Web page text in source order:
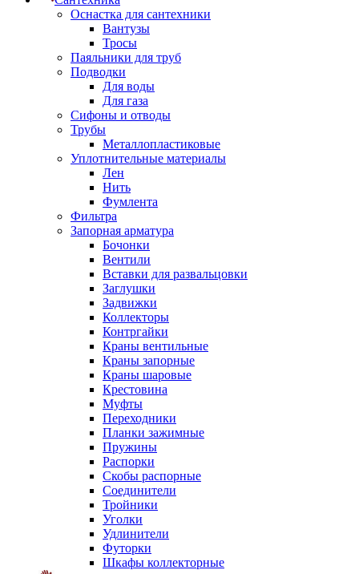
Оснастка для сантехники
Вантузы
Тросы
Паяльники для труб
Подводки
Для воды
Для газа
Сифоны и отводы
Трубы
Металлопластиковые
Уплотнительные материалы
Лен
Нить
Фумлента
Фильтра
Запорная арматура
Бочонки
Вентили
Вставки для развальцовки
Заглушки
Задвижки
Коллекторы
Контргайки
Краны вентильные
Краны запорные
Краны шаровые
Крестовина
Муфты
Переходники
Планки зажимные
Пружины
Распорки
Скобы распорные
Соединители
Тройники
Уголки
Удлинители
Футорки
Шкафы коллекторные